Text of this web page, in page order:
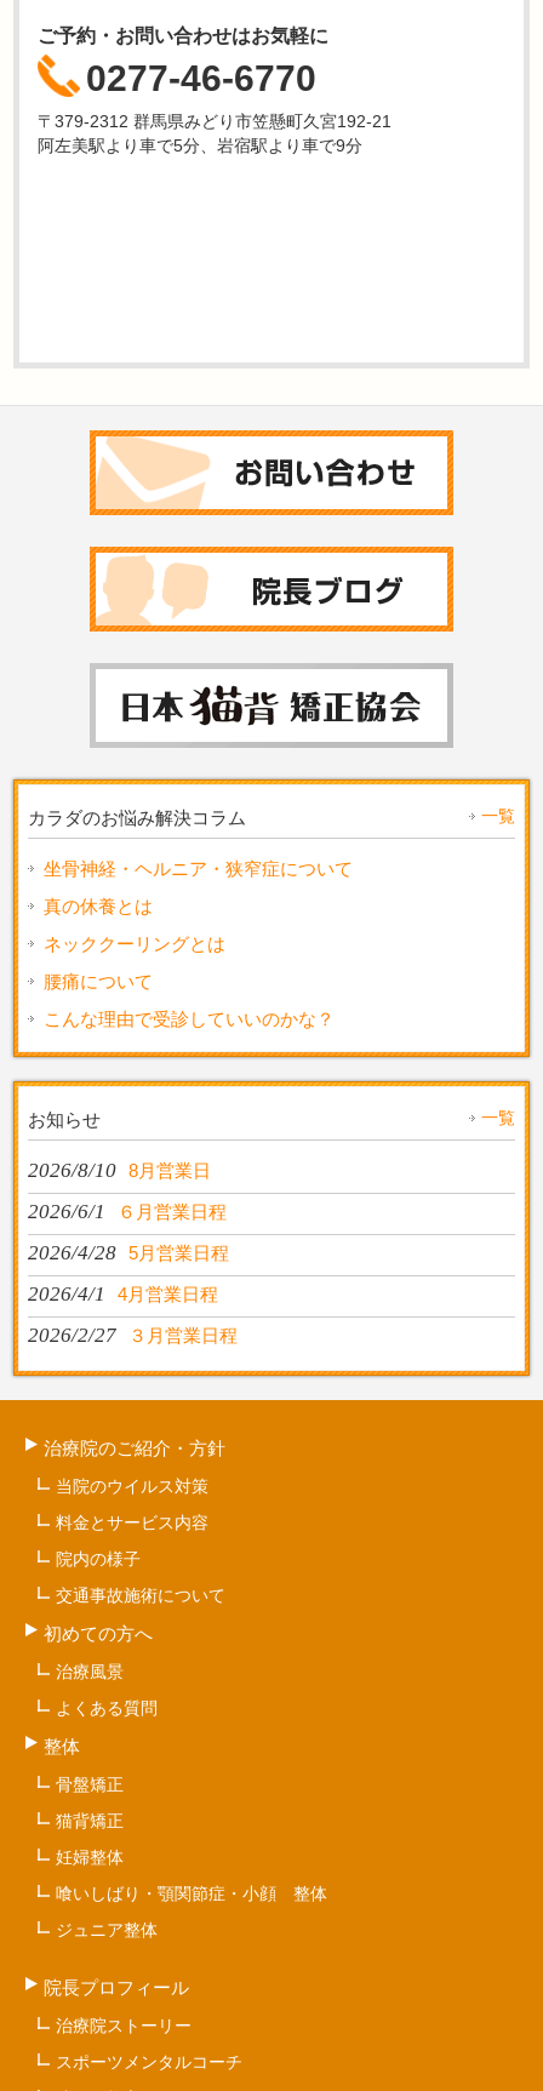
ご予約・お問い合わせはお気軽に
0277-46-6770
〒379-2312 群馬県みどり市笠懸町久宮192-21
阿左美駅より車で5分、岩宿駅より車で9分
カラダのお悩み解決コラム 一覧
坐骨神経・ヘルニア・狭窄症について
真の休養とは
ネッククーリングとは
腰痛について
こんな理由で受診していいのかな？
お知らせ 一覧
2026/8/10 8月営業日
2026/6/1 ６月営業日程
2026/4/28 5月営業日程
2026/4/1 4月営業日程
2026/2/27 ３月営業日程
治療院のご紹介・方針
当院のウイルス対策
料金とサービス内容
院内の様子
交通事故施術について
初めての方へ
治療風景
よくある質問
整体
骨盤矯正
猫背矯正
妊婦整体
喰いしばり・顎関節症・小顔 整体
ジュニア整体
院長プロフィール
治療院ストーリー
スポーツメンタルコーチ